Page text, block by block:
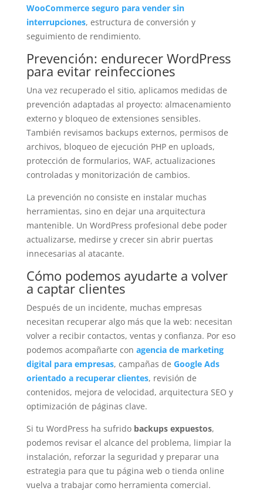
WooCommerce seguro para vender sin
interrupciones, estructura de conversión y
seguimiento de rendimiento.
Prevención: endurecer WordPress
para evitar reinfecciones
Una vez recuperado el sitio, aplicamos medidas de
prevención adaptadas al proyecto: almacenamiento
externo y bloqueo de extensiones sensibles.
También revisamos backups externos, permisos de
archivos, bloqueo de ejecución PHP en uploads,
protección de formularios, WAF, actualizaciones
controladas y monitorización de cambios.
La prevención no consiste en instalar muchas
herramientas, sino en dejar una arquitectura
mantenible. Un WordPress profesional debe poder
actualizarse, medirse y crecer sin abrir puertas
innecesarias al atacante.
Cómo podemos ayudarte a volver
a captar clientes
Después de un incidente, muchas empresas
necesitan recuperar algo más que la web: necesitan
volver a recibir contactos, ventas y confianza. Por eso
podemos acompañarte con agencia de marketing
digital para empresas, campañas de Google Ads
orientado a recuperar clientes, revisión de
contenidos, mejora de velocidad, arquitectura SEO y
optimización de páginas clave.
Si tu WordPress ha sufrido backups expuestos,
podemos revisar el alcance del problema, limpiar la
instalación, reforzar la seguridad y preparar una
estrategia para que tu página web o tienda online
vuelva a trabajar como herramienta comercial.